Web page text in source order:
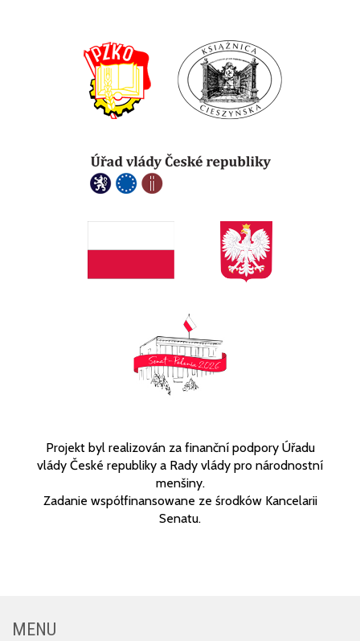
Projekt byl realizován za finanční podpory Úřadu
vlády České republiky a Rady vlády pro národnostní
menšiny.
Zadanie współfinansowane ze środków Kancelarii
Senatu.
MENU